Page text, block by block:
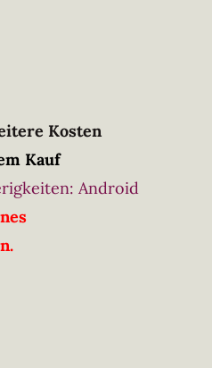
Kosten
Kauf
Android